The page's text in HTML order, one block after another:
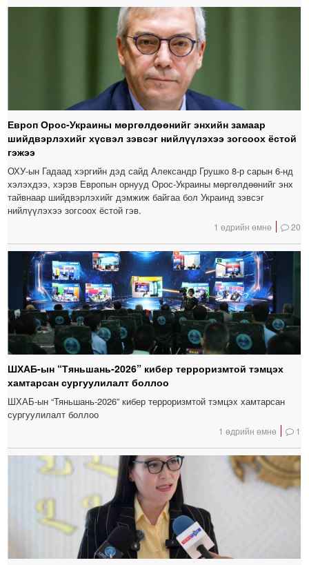
Европ Орос-Украины мөргөлдөөнийг энхийн замаар
шийдвэрлэхийг хүсвэл зэвсэг нийлүүлэхээ зогсоох ёстой
гэжээ
ОХУ-ын Гадаад хэргийн дэд сайд Александр Грушко 8-р сарын 6-нд
хэлэхдээ, хэрэв Европын орнууд Орос-Украины мөргөлдөөнийг энх
тайвнаар шийдвэрлэхийг дэмжиж байгаа бол Украинд зэвсэг
нийлүүлэхээ зогсоох ёстой гэв.
1 өдрийн өмнө 20
ШХАБ-ын “Тяньшань-2026” кибер терроризмтой тэмцэх
хамтарсан сургуулилалт боллоо
ШХАБ-ын “Тяньшань-2026” кибер терроризмтой тэмцэх хамтарсан
сургуулилалт боллоо
1 өдрийн өмнө 1